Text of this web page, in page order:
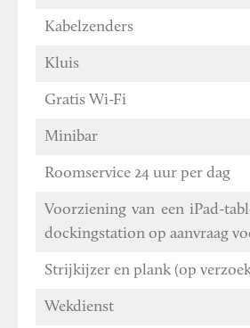
Kabelzenders
Kluis
Gratis Wi-Fi
Minibar
Roomservice 24 uur per dag
Voorziening van een iPad-
dockingstation op aanvraag
Strijkijzer en plank (op
Wekdienst